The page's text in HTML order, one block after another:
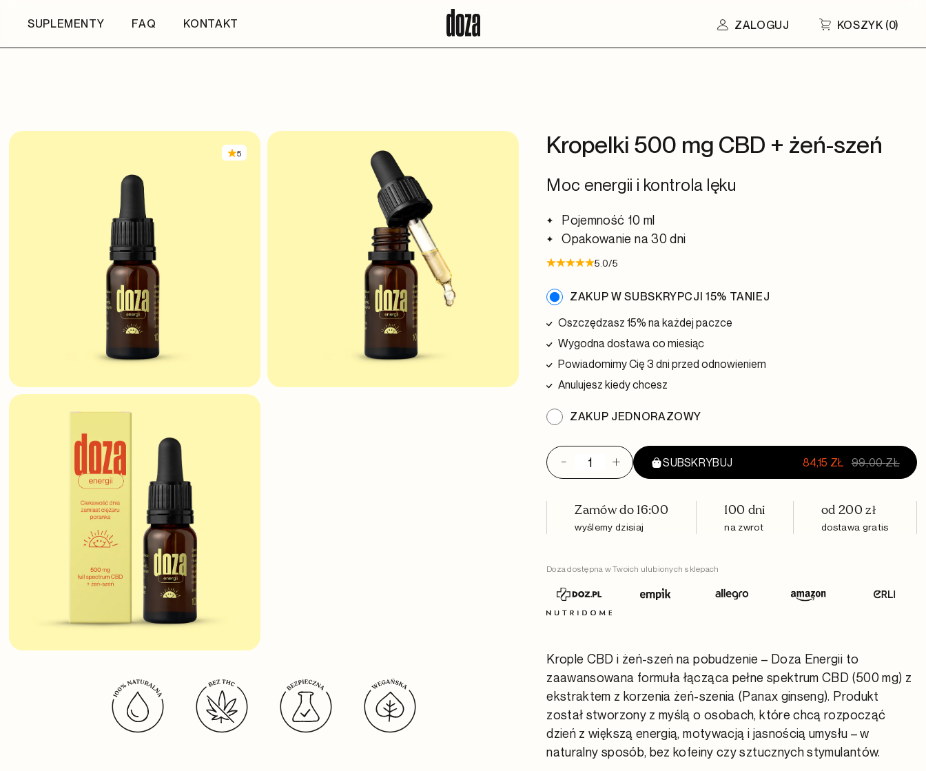
SUPLEMENTY FAQ KONTAKT ZALOGUJ KOSZYK (0)
5 Kropelki 500 mg CBD + żeń-szeń
Moc energii i kontrola lęku
Pojemność 10 ml
Opakowanie na 30 dni
5.0/5
ZAKUP W SUBSKRYPCJI 15% TANIEJ
Oszczędzasz 15% na każdej paczce
Wygodna dostawa co miesiąc
Powiadomimy Cię 3 dni przed odnowieniem
Anulujesz kiedy chcesz
ZAKUP JEDNORAZOWY
-
ilość
Kropelki
mg
+
+ SUBSKRYBUJ 84,15 ZŁ 99,00ZŁ
ZOBACZ KOSZYK
Zamów do 16:00
wyślemy dzisiaj
100 dni
na zwrot
od 200 zł
dostawa gratis
Doza dostępna w Twoich ulubionych sklepach
Krople CBD i żeń-szeń na pobudzenie – Doza Energii to
zaawansowana formuła łącząca pełne spektrum CBD (500 mg) z
ekstraktem z korzenia żeń-szenia (Panax ginseng). Produkt
został stworzony z myślą o osobach, które chcą rozpocząć
dzień z większą energią, motywacją i jasnością umysłu – w
naturalny sposób, bez kofeiny czy sztucznych stymulantów.